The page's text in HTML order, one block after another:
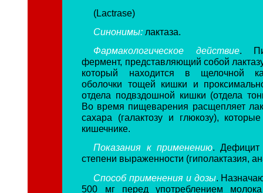
(Lactrase)
Синонимы: лактаза.
Фармакологическое действие.
фермент, представляющий собой
который находится в щелочной
оболочки тощей кишки и
отдела подвздошной кишки (отдела
Во время пищеварения расщепляет
сахара (галактозу и глюкозу),
кишечнике.
Показания к применению. Дефицит
степени выраженности (гиполактазия,
Способ применения и дозы.
500 мг перед употреблением